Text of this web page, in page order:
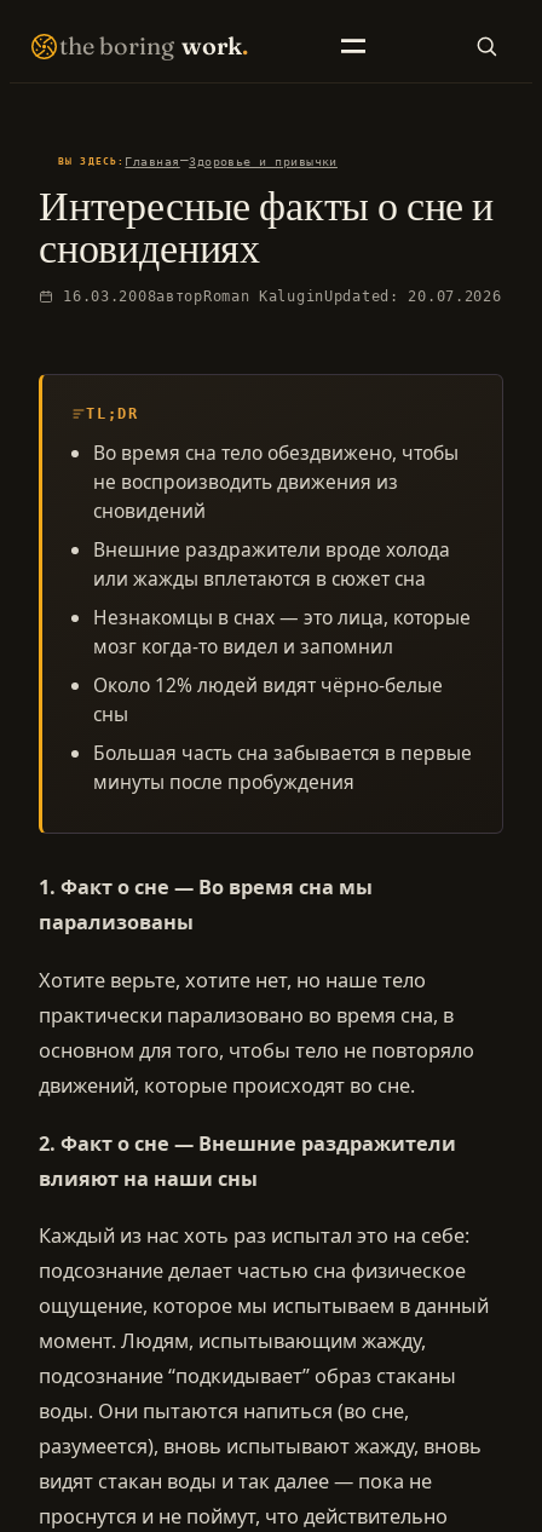
THE BORING WORK · SELF-IMPROVEMENT THAT COMPOUNDS · EST. 2007 · NO FIREWORKS ·
the boring work.
EN LIBRARY RU LIBRARY
ВЫ ЗДЕСЬ: Главная—Здоровье и привычки
Интересные факты о сне и
сновидениях
16.03.2008автор Roman Kalugin Updated: 20.07.2026
TL;DR
Во время сна тело обездвижено, чтобы
не воспроизводить движения из
сновидений
Внешние раздражители вроде холода
или жажды вплетаются в сюжет сна
Незнакомцы в снах — это лица, которые
мозг когда-то видел и запомнил
Около 12% людей видят чёрно-белые
сны
Большая часть сна забывается в первые
минуты после пробуждения
1. Факт о сне — Во время сна мы
парализованы
Хотите верьте, хотите нет, но наше тело
практически парализовано во время сна, в
основном для того, чтобы тело не повторяло
движений, которые происходят во сне.
2. Факт о сне — Внешние раздражители
влияют на наши сны
Каждый из нас хоть раз испытал это на себе:
подсознание делает частью сна физическое
ощущение, которое мы испытываем в данный
момент. Людям, испытывающим жажду,
подсознание “подкидывает” образ стаканы
воды. Они пытаются напиться (во сне,
разумеется), вновь испытывают жажду, вновь
видят стакан воды и так далее — пока не
проснутся и не поймут, что действительно